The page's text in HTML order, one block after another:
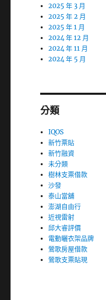
2025 年 3 月
2025 年 2 月
2025 年 1 月
2024 年 12 月
2024 年 11 月
2024 年 5 月
分類
IQOS
新竹票貼
新竹融資
未分類
樹林支票借款
沙發
泰山當舖
澎湖自由行
近視雷射
邱大睿評價
電動曬衣架品牌
鶯歌房屋借款
鶯歌支票貼現